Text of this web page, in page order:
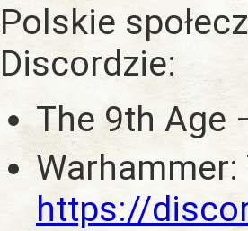
Polskie
Discordzie:
The 9th Age
https://